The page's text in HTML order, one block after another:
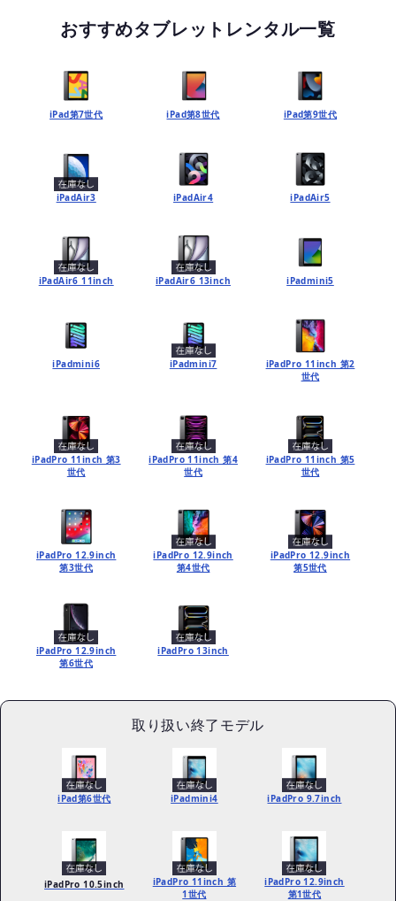
おすすめタブレットレンタル一覧
iPad第7世代 iPad第8世代 iPad第9世代
iPadAir3 iPadAir4 iPadAir5
iPadAir6 11inch iPadAir6 13inch iPadmini5
iPadmini6 iPadmini7
iPadPro 11inch 第2
世代
iPadPro 11inch 第3
世代
iPadPro 11inch 第4
世代
iPadPro 11inch 第5
世代
iPadPro 12.9inch
第3世代
iPadPro 12.9inch
第4世代
iPadPro 12.9inch
第5世代
iPadPro 12.9inch
第6世代
iPadPro 13inch
取り扱い終了モデル
iPad第6世代 iPadmini4 iPadPro 9.7inch
iPadPro 10.5inch
iPadPro 11inch 第
1世代
iPadPro 12.9inch
第1世代